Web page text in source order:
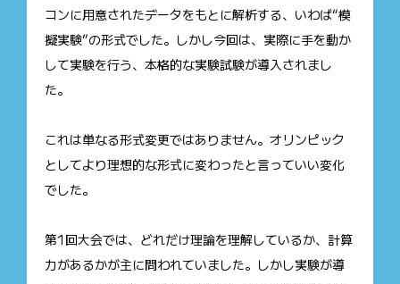
コンに用意されたデータをもとに解析する、いわば“模
擬実験”の形式でした。しかし今回は、実際に手を動か
して実験を行う、本格的な実験試験が導入されまし
た。
これは単なる形式変更ではありません。オリンピック
としてより理想的な形式に変わったと言っていい変化
でした。
第1回大会では、どれだけ理論を理解しているか、計算
力があるかが主に問われていました。しかし実験が導